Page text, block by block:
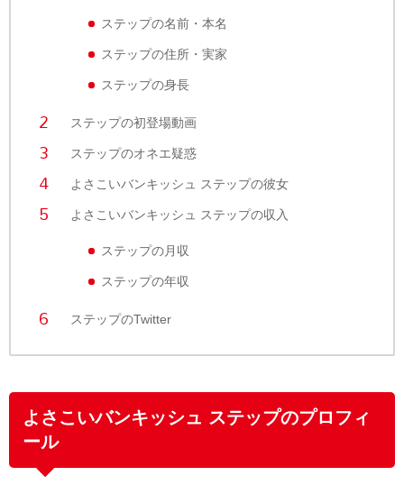
ステップの名前・本名
ステップの住所・実家
ステップの身長
ステップの初登場動画
ステップのオネエ疑惑
よさこいバンキッシュ ステップの彼女
よさこいバンキッシュ ステップの収入
ステップの月収
ステップの年収
ステップのTwitter
よさこいバンキッシュ ステップのプロフィ
ール